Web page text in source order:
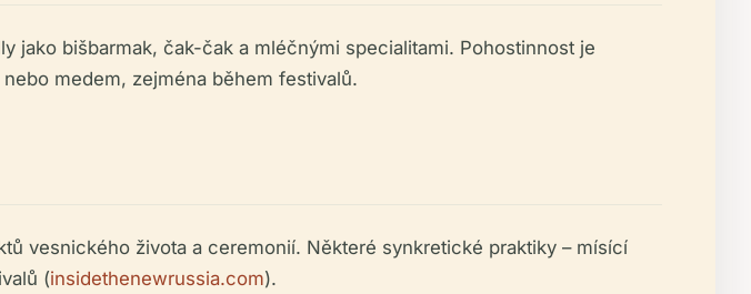
jako bišbarmak, čak-čak a mléčnými specialitami. Pohostinnost je
medem, zejména během festivalů.
vesnického života a ceremonií. Některé synkretické praktiky – mísící
(insidethenewrussia.com).